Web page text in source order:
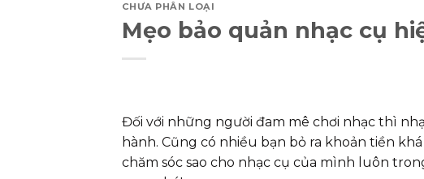
CHƯA PHÂN LOẠI
Mẹo bảo quản nhạc cụ
Đối với những người đam mê chơi nhạc thì
hành. Cũng có nhiều bạn bỏ ra khoản tiền
chăm sóc sao cho nhạc cụ của mình luôn